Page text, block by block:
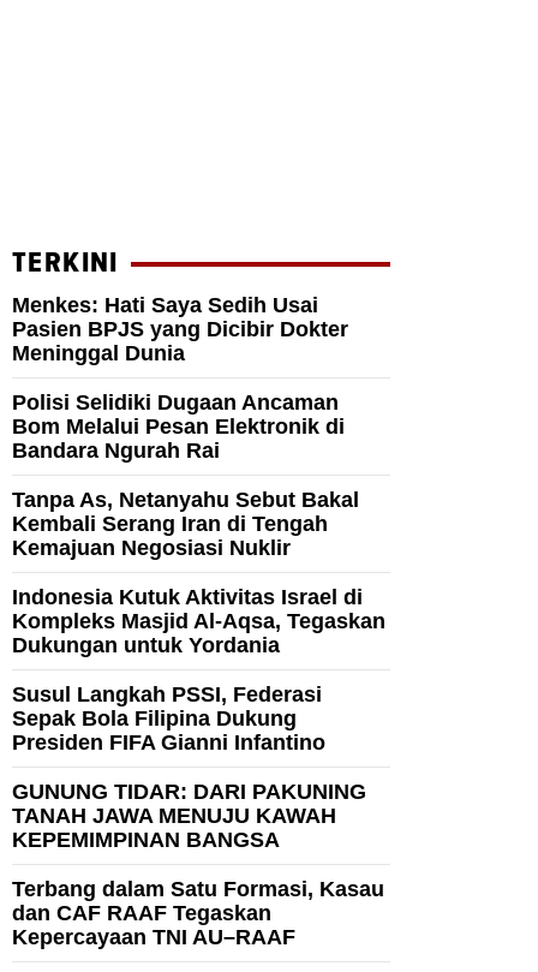
TERKINI
Menkes: Hati Saya Sedih Usai
Pasien BPJS yang Dicibir Dokter
Meninggal Dunia
Polisi Selidiki Dugaan Ancaman
Bom Melalui Pesan Elektronik di
Bandara Ngurah Rai
Tanpa As, Netanyahu Sebut Bakal
Kembali Serang Iran di Tengah
Kemajuan Negosiasi Nuklir
Indonesia Kutuk Aktivitas Israel di
Kompleks Masjid Al-Aqsa, Tegaskan
Dukungan untuk Yordania
Susul Langkah PSSI, Federasi
Sepak Bola Filipina Dukung
Presiden FIFA Gianni Infantino
GUNUNG TIDAR: DARI PAKUNING
TANAH JAWA MENUJU KAWAH
KEPEMIMPINAN BANGSA
Terbang dalam Satu Formasi, Kasau
dan CAF RAAF Tegaskan
Kepercayaan TNI AU–RAAF